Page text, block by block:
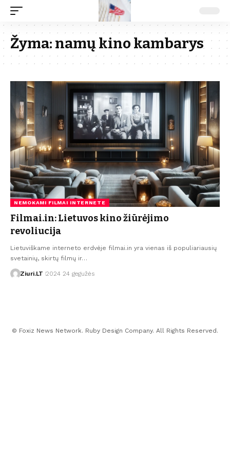
Žyma: namų kino kambarys
NEMOKAMI FILMAI INTERNETE
Filmai.in: Lietuvos kino žiūrėjimo
revoliucija
Lietuviškame interneto erdvėje filmai.in yra vienas iš populiariausių
svetainių, skirtų filmų ir…
Ziuri.LT 2024 24 gegužės
© Foxiz News Network. Ruby Design Company. All Rights Reserved.